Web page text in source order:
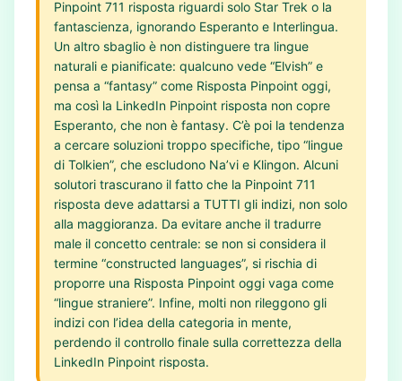
Pinpoint 711 risposta riguardi solo Star Trek o la
fantascienza, ignorando Esperanto e Interlingua.
Un altro sbaglio è non distinguere tra lingue
naturali e pianificate: qualcuno vede “Elvish” e
pensa a “fantasy” come Risposta Pinpoint oggi,
ma così la LinkedIn Pinpoint risposta non copre
Esperanto, che non è fantasy. C’è poi la tendenza
a cercare soluzioni troppo specifiche, tipo “lingue
di Tolkien”, che escludono Na’vi e Klingon. Alcuni
solutori trascurano il fatto che la Pinpoint 711
risposta deve adattarsi a TUTTI gli indizi, non solo
alla maggioranza. Da evitare anche il tradurre
male il concetto centrale: se non si considera il
termine “constructed languages”, si rischia di
proporre una Risposta Pinpoint oggi vaga come
“lingue straniere”. Infine, molti non rileggono gli
indizi con l’idea della categoria in mente,
perdendo il controllo finale sulla correttezza della
LinkedIn Pinpoint risposta.